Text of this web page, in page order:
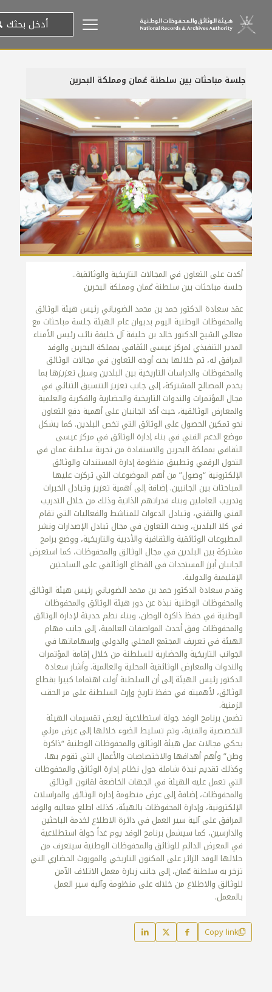
جلسة مباحثات بين سلطنة عُمان ومملكة البحرين
14 مارس، 2022
أكدت على التعاون في المجالات التاريخية والوثائقية..
جلسة مباحثات بين سلطنة عُمان ومملكة البحرين
عقد سعادة الدكتور حمد بن محمد الضوياني رئيس هيئة الوثائق
والمحفوظات الوطنية اليوم بديوان عام الهيئة جلسة مباحثات مع
معالي الشيخ الدكتور خالد بن خليفة آل خليفة نائب رئيس الأمناء
المدير التنفيذي لمركز عيسى الثقافي بمملكة البحرين والوفد
المرافق له، تم خلالها بحث أوجه التعاون في مجالات الوثائق
والمحفوظات والدراسات التاريخية بين البلدين وسبل تعزيزها بما
يخدم المصالح المشتركة، إلى جانب تعزيز التنسيق الثنائي في
مجال المؤتمرات والندوات التاريخية والحضارية والفكرية والعلمية
والمعارض الوثائقية، حيث أكد الجانبان على أهمية دفع التعاون
نحو تمكين الحصول على الوثائق التي تخص البلدين. كما يشكل
موضع الدعم الفني في بناء إدارة الوثائق في مركز عيسى
الثقافي بمملكة البحرين والاستفادة من تجربة سلطنة عمان في
التحول الرقمي وتطبيق منظومة إدارة المستندات والوثائق
الإلكترونية “وصول” من أهم الموضوعات التي تركزت عليها
المباحثات بين الجانبين. إضافة إلى أهمية تعزيز وتبادل الخبرات
وتدريب العاملين وبناء قدراتهم الذاتية وذلك من خلال التدريب
الفني والتقني، وتبادل الدعوات للمناشط والفعاليات التي تقام
في كلا البلدين، وبحث التعاون في مجال تبادل الإصدارات ونشر
المطبوعات الوثائقية والثقافية والأدبية والتاريخية، ووضع برامج
مشتركة بين البلدين في مجال الوثائق والمحفوظات، كما استعرض
الجانبان أبرز المستجدات في القطاع الوثائقي على الساحتين
الإقليمية والدولية.
وقدم سعادة الدكتور حمد بن محمد الضوياني رئيس هيئة الوثائق
والمحفوظات الوطنية نبذة عن دور هيئة الوثائق والمحفوظات
الوطنية في حفظ ذاكرة الوطن، وبناء نظم حديثة لإدارة الوثائق
والمحفوظات وفق أحدث المواصفات العالمية، إلى جانب مهام
الهيئة في تعريف المجتمع المحلي والدولي وإسهاماتها في
الجوانب التاريخية والحضارية للسلطنة من خلال إقامة المؤتمرات
والندوات والمعارض الوثائقية المحلية والعالمية. وأشار سعادة
الدكتور رئيس الهيئة إلى أن السلطنة أولت اهتماما كبيرا بقطاع
الوثائق، لأهميته في حفظ تاريخ وإرث السلطنة على مر الحقب
الزمنية.
تضمن برنامج الوفد جولة استطلاعية لبعض تقسيمات الهيئة
التخصصية والفنية، وتم تسليط الضوء خلالها إلى عرض مرئي
يحكي مجالات عمل هيئة الوثائق والمحفوظات الوطنية “ذاكرة
وطن” وأهم أهدافها والاختصاصات والأعمال التي تقوم بها،
وكذلك تقديم نبذة شاملة حول نظام إدارة الوثائق والمحفوظات
التي تعمل عليه الهيئة في الجهات الخاضعة لقانون الوثائق
والمحفوظات، إضافة إلى عرض منظومة إدارة الوثائق والمراسلات
الإلكترونية، وإدارة المحفوظات بالهيئة، كذلك اطلع معاليه والوفد
المرافق على آلية سير العمل في دائرة الاطلاع لخدمة الباحثين
والدارسين، كما سيشمل برنامج الوفد يوم غداً جولة استطلاعية
في المعرض الدائم للوثائق والمحفوظات الوطنية سيتعرف من
خلالها الوفد الزائر على المكنون التاريخي والموروث الحضاري التي
تزخر به سلطنة عٌمان، إلى جانب زيارة معمل الاتلاف الآمن
للوثائق والاطلاع من خلاله على منظومة وآلية سير العمل
بالمعمل.
Copy link